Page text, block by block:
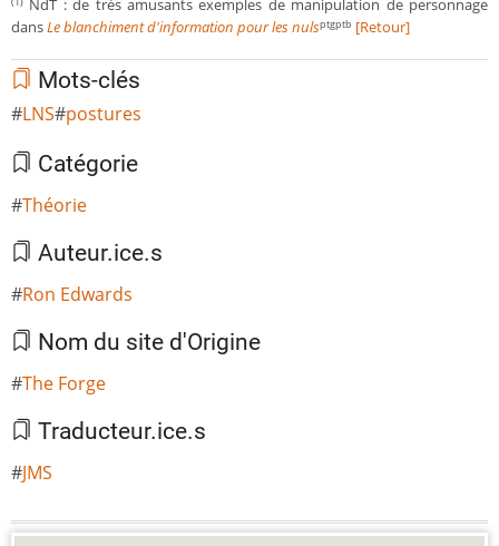
NdT : de très amusants exemples de manipulation de personnage
dansLe blanchiment d'information pour les nulsptgptb [Retour]
Mots-clés
LNS postures
Catégorie
Théorie
Auteur.ice.s
Ron Edwards
Nom du site d'Origine
The Forge
Traducteur.ice.s
JMS